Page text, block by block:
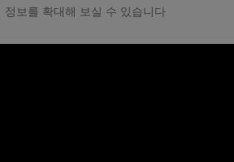
정보를 확대해 보실 수 있습니다